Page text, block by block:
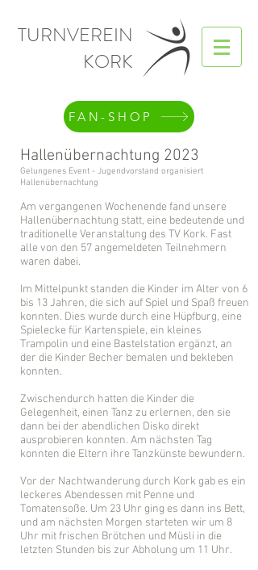
TURNVEREIN
KORK
FAN-SHOP
Hallenübernachtung 2023
Gelungenes Event - Jugendvorstand organisiert
Hallenübernachtung
Am vergangenen Wochenende fand unsere
Hallenübernachtung statt, eine bedeutende und
traditionelle Veranstaltung des TV Kork. Fast
alle von den 57 angemeldeten Teilnehmern
waren dabei.
Im Mittelpunkt standen die Kinder im Alter von 6
bis 13 Jahren, die sich auf Spiel und Spaß freuen
konnten. Dies wurde durch eine Hüpfburg, eine
Spielecke für Kartenspiele, ein kleines
Trampolin und eine Bastelstation ergänzt, an
der die Kinder Becher bemalen und bekleben
konnten.
Zwischendurch hatten die Kinder die
Gelegenheit, einen Tanz zu erlernen, den sie
dann bei der abendlichen Disko direkt
ausprobieren konnten. Am nächsten Tag
konnten die Eltern ihre Tanzkünste bewundern.
Vor der Nachtwanderung durch Kork gab es ein
leckeres Abendessen mit Penne und
Tomatensoße. Um 23 Uhr ging es dann ins Bett,
und am nächsten Morgen starteten wir um 8
Uhr mit frischen Brötchen und Müsli in die
letzten Stunden bis zur Abholung um 11 Uhr.